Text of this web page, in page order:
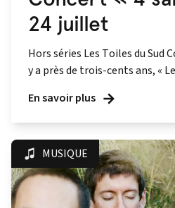
24 juillet
Hors séries Les Toiles du Sud
y a près de trois-cents ans, «
En savoir plus
MUSIQUE